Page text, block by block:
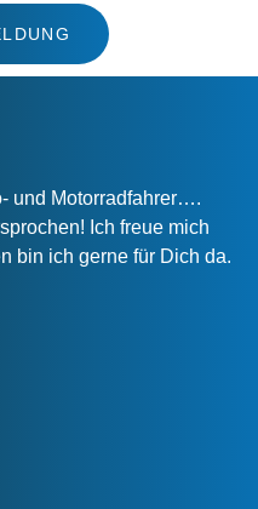
und Motorradfahrer….
Ich freue mich
bin ich gerne für Dich da.